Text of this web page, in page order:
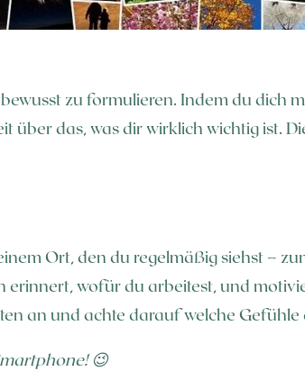
zu formulieren. Indem du dich
das, was dir wirklich wichtig ist.
Ort, den du regelmäßig siehst –
wofür du arbeitest, und
an und achte darauf welche
😉